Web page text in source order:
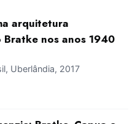
arquitetura
nos anos 1940
Uberlândia, 2017